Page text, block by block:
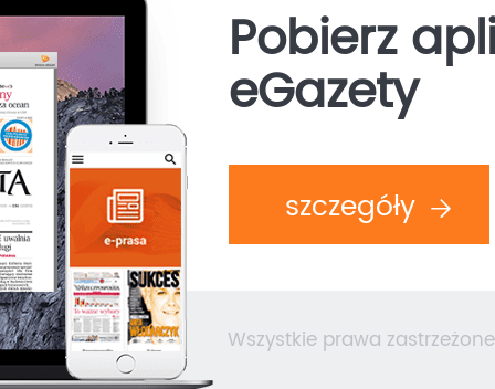
Pobierz
eGazety
szczegóły
Wszystkie prawa